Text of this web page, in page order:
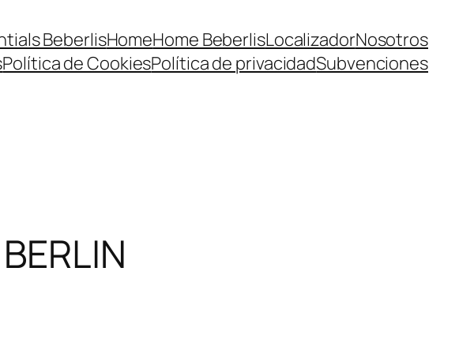
BeberlisHomeHome BeberlisLocalizadorNosotros
Política de CookiesPolítica de privacidadSubvenciones